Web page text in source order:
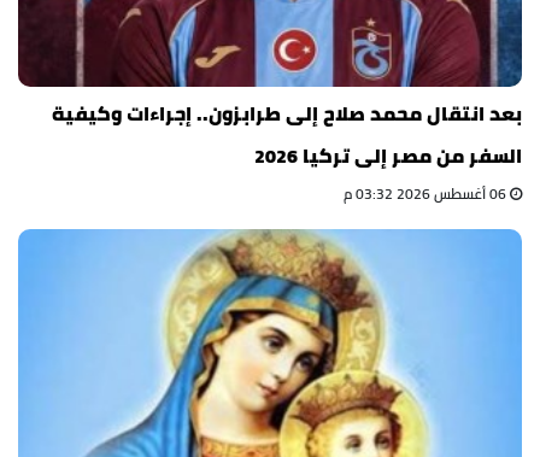
بعد انتقال محمد صلاح إلى طرابزون.. إجراءات وكيفية
السفر من مصر إلى تركيا 2026